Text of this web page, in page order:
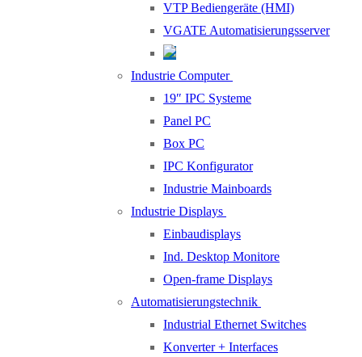
VTP Bediengeräte (HMI)
VGATE Automatisierungsserver
Industrie Computer
19″ IPC Systeme
Panel PC
Box PC
IPC Konfigurator
Industrie Mainboards
Industrie Displays
Einbaudisplays
Ind. Desktop Monitore
Open-frame Displays
Automatisierungstechnik
Industrial Ethernet Switches
Konverter + Interfaces